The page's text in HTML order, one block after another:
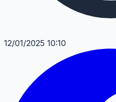
12/01/2025 10:10